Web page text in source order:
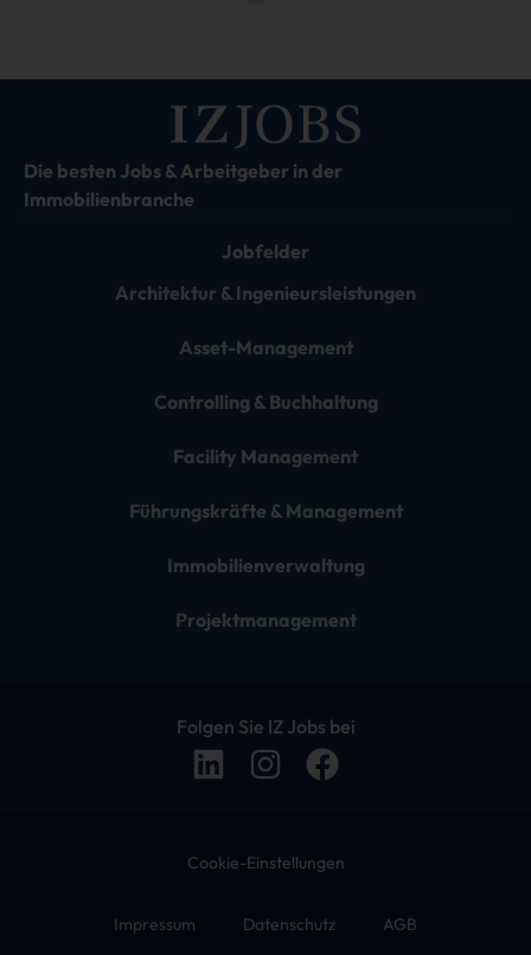
Die besten Jobs & Arbeitgeber in der
Immobilienbranche
Jobfelder
Architektur & Ingenieursleistungen
Asset-Management
Controlling & Buchhaltung
Facility Management
Führungskräfte & Management
Immobilienverwaltung
Projektmanagement
Folgen Sie IZ Jobs bei
Cookie-Einstellungen
Impressum Datenschutz AGB